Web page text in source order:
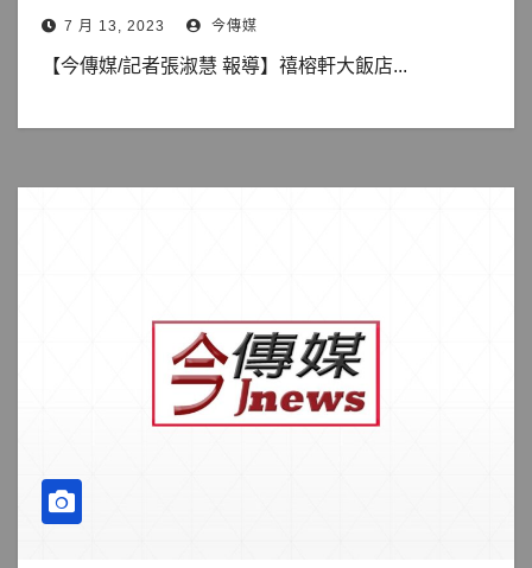
7 月 13, 2023 今傳媒
【今傳媒/記者張淑慧 報導】禧榕軒大飯店...